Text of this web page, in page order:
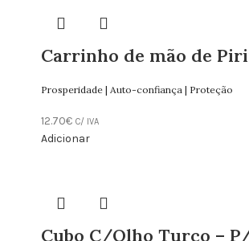
Carrinho de mão de
Prosperidade | Auto-confiança | Proteção
12.70€ C/ IVA
Adicionar
Cubo C/Olho Turco –